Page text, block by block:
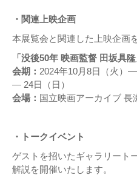
・関連上映企画
本展覧会と関連した上映企画
「没後50年 映画監督 田坂具隆
会期： 2024年10月8日（火）—
— 24日（日）
会場： 国立映画アーカイブ 長
・トークイベント
ゲストを招いたギャラリート
解説を開催いたします。